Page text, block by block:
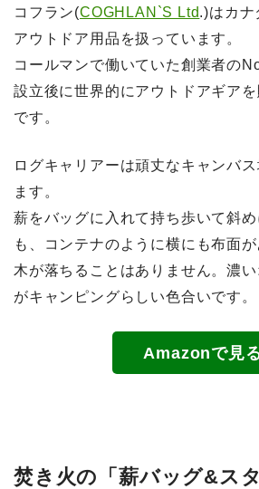
コフラン(COGHLAN`S Ltd.)はカナ
アウトドア用品を扱っています。
コールマンで働いていた創業者の
設立後に世界的にアウトドアギア
です。
ログキャリアーは頑丈なキャンバ
ます。
薪をバッグに入れて持ち歩いて斜
も、コンテナのように横にも布面
木が落ちることはありません。濃
がキャンピングらしい色合いです。
Amazonで見
焚き火の「薪バッグ&ス